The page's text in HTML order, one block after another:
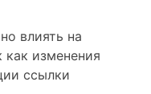
влиять на
как изменения
ссылки